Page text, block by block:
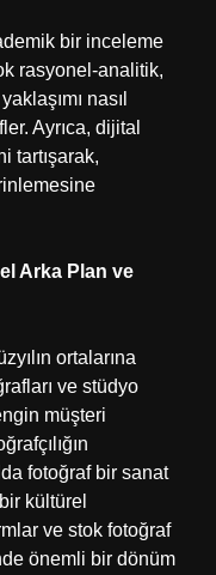
bir inceleme
rasyonel-analitik,
nasıl
Ayrıca, dijital
tartışarak,
Arka Plan ve
ortalarına
ve stüdyo
müşteri
fotoğraf bir sanat
kültürel
ve stok fotoğraf
önemli bir dönüm